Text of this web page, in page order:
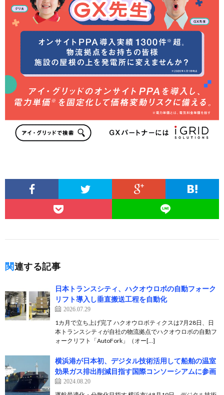
関連する記事
日本トランスシティ、ハクオウロボの自動フォーク
リフト導入し垂直搬送工程を自動化
2026.07.29
1カ月で立ち上げ完了 ハクオウロボティクスは7月28日、日
本トランスシティが自社の物流拠点でハクオウロボの自動フ
ォークリフト「AutoFork」（オー[…]
横浜港が日本初、デジタル技術活用して船舶の温室
効果ガス排出削減目指す国際コンソーシアムに参画
2024.08.20